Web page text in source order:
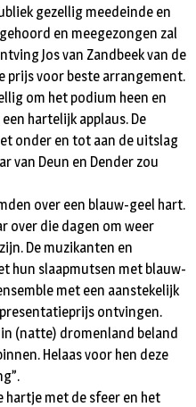
gezellig meedeinde en
en meegezongen zal
Jos van Zandbeek van de
prijs voor beste arrangement.
om het podium heen en
hartelijk applaus. De
onder en tot aan de uitslag
van Deun en Dender zou
over een blauw-geel hart.
over die dagen om weer
De muzikanten en
hun slaapmutsen met blauw-
met een aanstekelijk
ontvingen.
in (natte) dromenland beland
Helaas voor hen deze
hartje met de sfeer en het